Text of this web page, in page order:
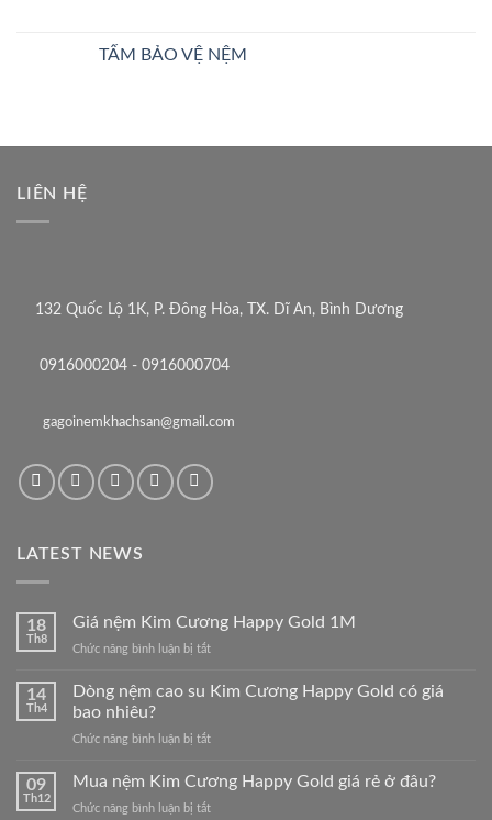
TẤM BẢO VỆ NỆM
LIÊN HỆ
132 Quốc Lộ 1K, P. Đông Hòa, TX. Dĩ An, Bình Dương
0916000204 - 0916000704
gagoinemkhachsan@gmail.com
LATEST NEWS
18
Th8
Giá nệm Kim Cương Happy Gold 1M
Chức năng bình luận bị tắtở
nệm
Happy
1M
14
Th4
Dòng nệm cao su Kim Cương Happy Gold có giá
bao nhiêu?
Chức năng bình luận bị tắtở
nệm
su
09
Th12
Mua nệm Kim Cương Happy Gold giá rẻ ở đâu?
Chức năng bình luận bị tắtở